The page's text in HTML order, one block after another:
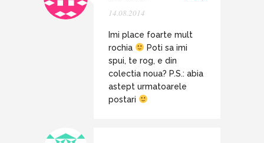
14.08.2014
Imi place foarte mult
rochia
Poti sa imi
spui, te rog, e din
colectia noua? P.S.: abia
astept urmatoarele
postari